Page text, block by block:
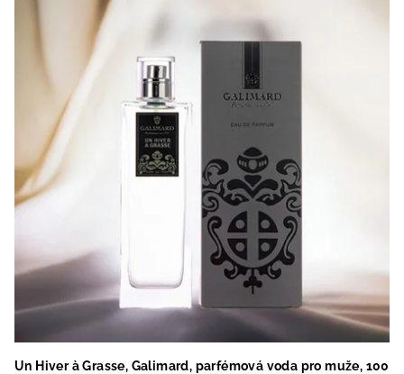
Un Hiver à Grasse, Galimard, parfémová voda pro muže, 100